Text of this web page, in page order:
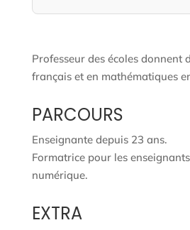
Professeur des écoles donnent
français et en mathématiques
PARCOURS
Enseignante depuis 23 ans.
Formatrice pour les
numérique.
EXTRA